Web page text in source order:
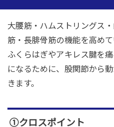
大腰筋・ハムストリングス
筋・長腓骨筋の機能を高めて
ふくらはぎやアキレス腱を痛
になるために、股関節から
きます。
①クロスポイント